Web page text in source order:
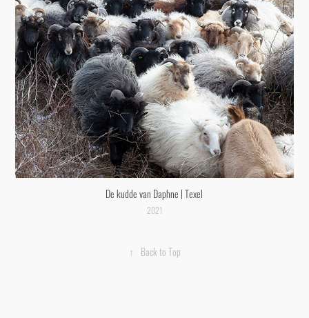
De kudde van Daphne | Texel
2021
↑ Back to Top